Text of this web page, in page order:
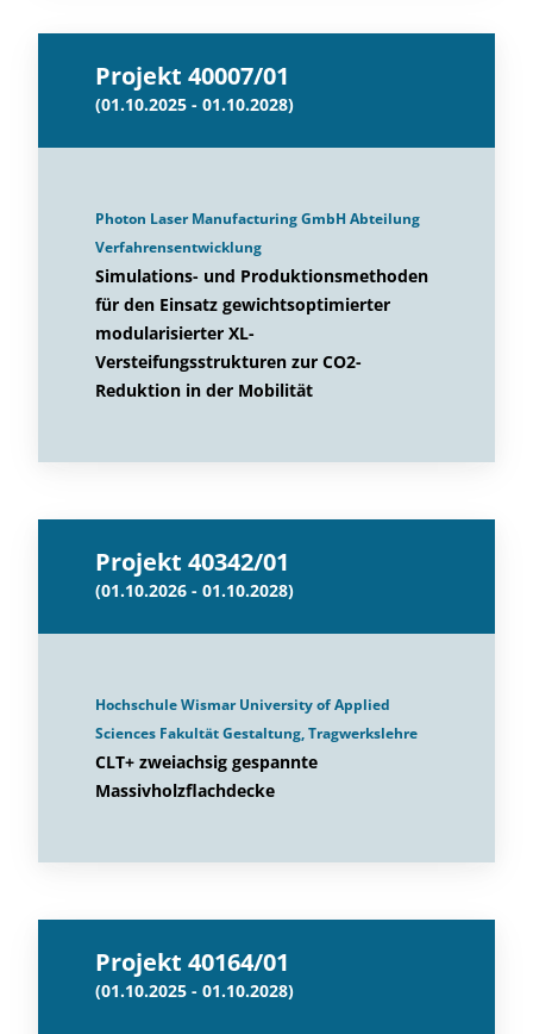
Projekt 40007/01
(01.10.2025 - 01.10.2028)
Photon Laser Manufacturing GmbH Abteilung
Verfahrensentwicklung
Simulations- und Produktionsmethoden
für den Einsatz gewichtsoptimierter
modularisierter XL-
Versteifungsstrukturen zur CO2-
Reduktion in der Mobilität
Projekt 40342/01
(01.10.2026 - 01.10.2028)
Hochschule Wismar University of Applied
Sciences Fakultät Gestaltung, Tragwerkslehre
CLT+ zweiachsig gespannte
Massivholzflachdecke
Projekt 40164/01
(01.10.2025 - 01.10.2028)